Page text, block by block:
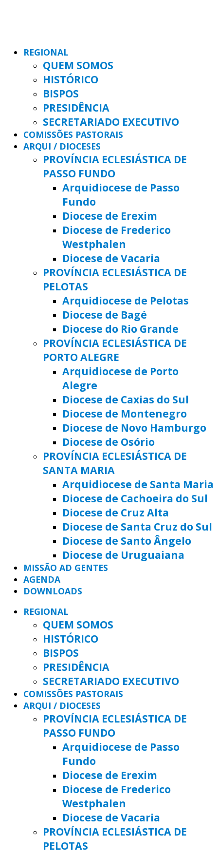
REGIONAL
QUEM SOMOS
HISTÓRICO
BISPOS
PRESIDÊNCIA
SECRETARIADO EXECUTIVO
COMISSÕES PASTORAIS
ARQUI / DIOCESES
PROVÍNCIA ECLESIÁSTICA DE
PASSO FUNDO
Arquidiocese de Passo
Fundo
Diocese de Erexim
Diocese de Frederico
Westphalen
Diocese de Vacaria
PROVÍNCIA ECLESIÁSTICA DE
PELOTAS
Arquidiocese de Pelotas
Diocese de Bagé
Diocese do Rio Grande
PROVÍNCIA ECLESIÁSTICA DE
PORTO ALEGRE
Arquidiocese de Porto
Alegre
Diocese de Caxias do Sul
Diocese de Montenegro
Diocese de Novo Hamburgo
Diocese de Osório
PROVÍNCIA ECLESIÁSTICA DE
SANTA MARIA
Arquidiocese de Santa Maria
Diocese de Cachoeira do Sul
Diocese de Cruz Alta
Diocese de Santa Cruz do Sul
Diocese de Santo Ângelo
Diocese de Uruguaiana
MISSÃO AD GENTES
AGENDA
DOWNLOADS
REGIONAL
QUEM SOMOS
HISTÓRICO
BISPOS
PRESIDÊNCIA
SECRETARIADO EXECUTIVO
COMISSÕES PASTORAIS
ARQUI / DIOCESES
PROVÍNCIA ECLESIÁSTICA DE
PASSO FUNDO
Arquidiocese de Passo
Fundo
Diocese de Erexim
Diocese de Frederico
Westphalen
Diocese de Vacaria
PROVÍNCIA ECLESIÁSTICA DE
PELOTAS